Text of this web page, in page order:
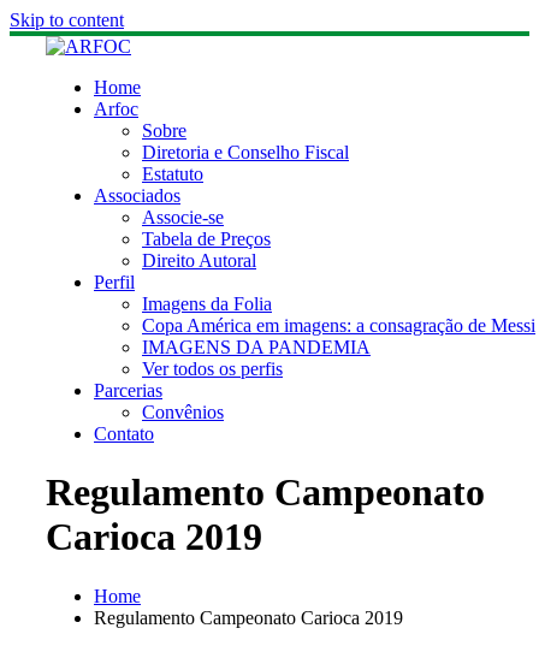
Skip to content
Home
Arfoc
Sobre
Diretoria e Conselho Fiscal
Estatuto
Associados
Associe-se
Tabela de Preços
Direito Autoral
Perfil
Imagens da Folia
Copa América em imagens: a consagração de Messi
IMAGENS DA PANDEMIA
Ver todos os perfis
Parcerias
Convênios
Contato
Regulamento Campeonato
Carioca 2019
Home
Regulamento Campeonato Carioca 2019